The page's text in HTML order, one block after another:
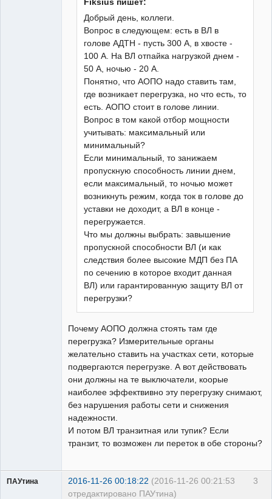
Добрый день, коллеги.
Вопрос в следующем: есть в ВЛ в
голове АДТН - пусть 300 А, в хвосте -
100 А. На ВЛ отпайка нагрузкой днем -
50 А, ночью - 20 А.
Понятно, что АОПО надо ставить там,
где возникает перегрузка, но что есть, то
есть. АОПО стоит в голове линии.
Вопрос в том какой отбор мощности
учитывать: максимальный или
минимальный?
Если минимальный, то занижаем
пропускную способность линии днем,
если максимальный, то ночью может
возникнуть режим, когда ток в голове до
уставки не доходит, а ВЛ в конце -
перегружается.
Что мы должны выбрать: завышение
пропускной способности ВЛ (и как
следствия более высокие МДП без ПА
по сечению в которое входит данная
ВЛ) или гарантированную защиту ВЛ от
перегрузки?
Почему АОПО должна стоять там где
перегрузка? Измерительные органы
желательно ставить на участках сети, которые
подвергаются перегрузке. А вот действовать
они должны на те выключатели, коорые
наиболее эффектвивно эту перегрузку снимают,
без нарушения работы сети и снижения
надежности.
И потом ВЛ транзитная или тупик? Если
транзит, то возможен ли переток в обе стороны?
3
ПАУтина 2016-11-26 00:18:22 (2016-11-26 00:21:53
отредактировано ПАУтина)